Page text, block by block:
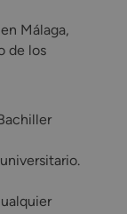
Málaga,
de los